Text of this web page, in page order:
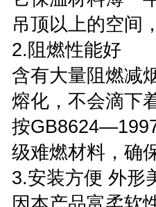
吊顶以上的空间
2.阻燃性能好
含有大量阻燃减
熔化，不会滴下
按
级难燃材料，确
3.安装方便 外形